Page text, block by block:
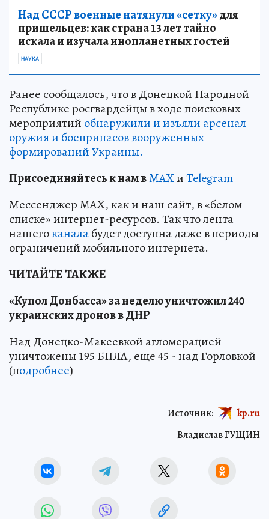
Над СССР военные натянули «сетку»для
пришельцев: как страна 13 лет тайно
искала и изучала инопланетных гостей
НАУКА
Ранее сообщалось, что в Донецкой Народной
Республике росгвардейцы в ходе поисковых
мероприятий обнаружили и изъяли арсенал
оружия и боеприпасов вооруженных
формирований Украины.
Присоединяйтесь к нам вMAXиTelegram
Мессенджер MAX, как и наш сайт, в «белом
списке» интернет-ресурсов. Так что лента
нашегоканалабудет доступна даже в периоды
ограничений мобильного интернета.
ЧИТАЙТЕ ТАКЖЕ
«Купол Донбасса» за неделю уничтожил 240
украинских дронов в ДНР
Над Донецко-Макеевкой агломерацией
уничтожены 195 БПЛА, еще 45 - над Горловкой
(подробнее)
Владислав ГУЩИН
Источник: kp.ru